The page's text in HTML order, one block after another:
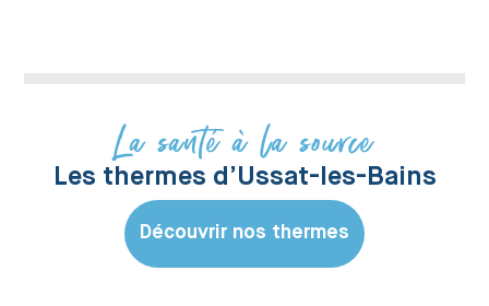
La santé à la source
Les thermes d’Ussat-les-Bains
Découvrir nos thermes